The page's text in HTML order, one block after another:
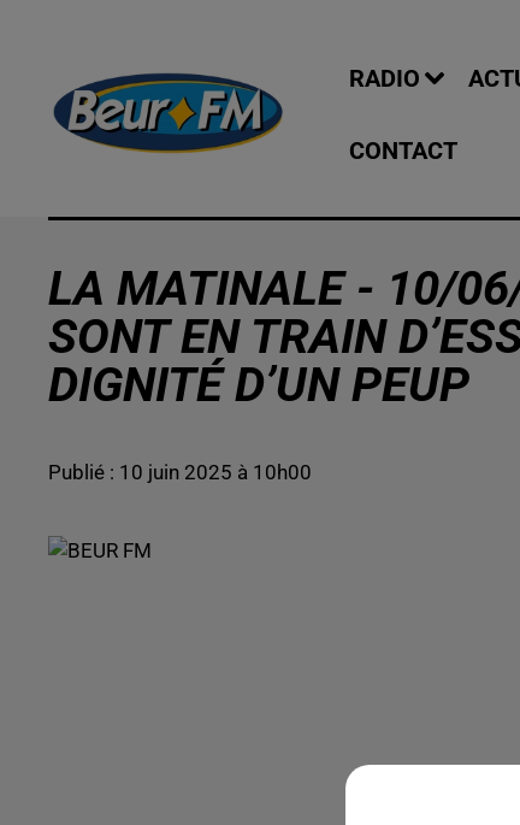
RADIO
CONTACT
LA MATINALE - 10/
SONT EN TRAIN
DIGNITÉ D’UN PEUP
Publié : 10 juin 2025 à 10h00